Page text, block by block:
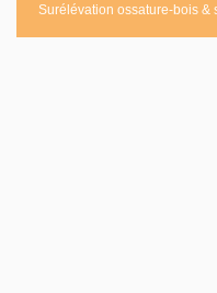
Surélévation ossature-bois &